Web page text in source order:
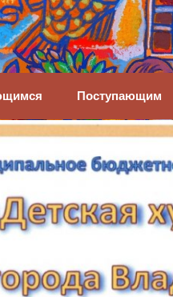
школа
Поступающим